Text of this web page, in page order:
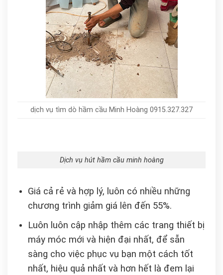
dịch vụ tìm dò hầm cầu Minh Hoàng 0915.327.327
Dịch vụ hút hầm cầu minh hoàng
Giá cả rẻ và hợp lý, luôn có nhiều những
chương trình giảm giá lên đến 55%.
Luôn luôn cập nhập thêm các trang thiết bị
máy móc mới và hiện đại nhất, để sẵn
sàng cho việc phục vụ bạn một cách tốt
nhất, hiệu quả nhất và hơn hết là đem lại